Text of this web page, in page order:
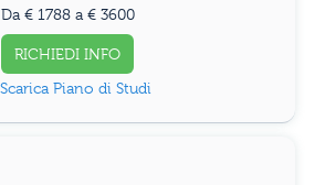
Da € 1788 a € 3600
RICHIEDI INFO
Piano di Studi